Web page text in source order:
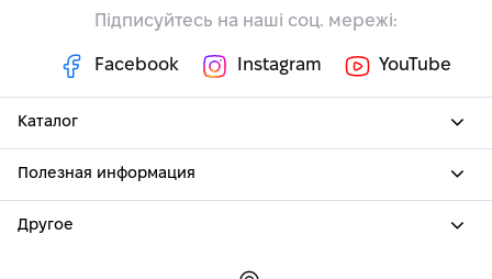
Підписуйтесь на наші соц. мережі:
Facebook Instagram YouTube
Каталог
Полезная информация
Другое